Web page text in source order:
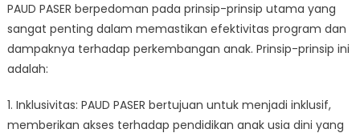
PAUD PASER berpedoman pada prinsip-prinsip utama yang
sangat penting dalam memastikan efektivitas program dan
dampaknya terhadap perkembangan anak. Prinsip-prinsip ini
adalah:
1. Inklusivitas: PAUD PASER bertujuan untuk menjadi inklusif,
memberikan akses terhadap pendidikan anak usia dini yang